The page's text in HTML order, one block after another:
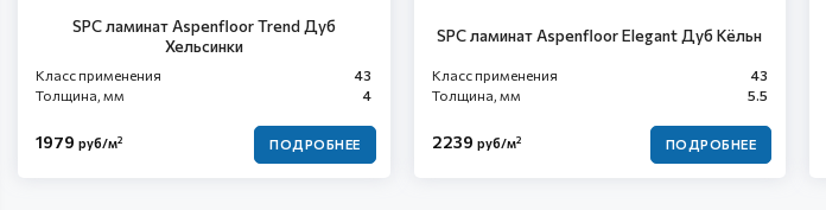
SPC ламинат Aspenfloor Trend Дуб
Хельсинки
Класс применения
43
Толщина, мм
4
1979 руб/м2 ПОДРОБНЕЕ
SPC ламинат Aspenfloor Elegant Дуб Кёльн
Класс применения
43
Толщина, мм
5.5
2239 руб/м2 ПОДРОБНЕЕ